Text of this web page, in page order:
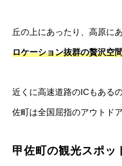
丘の上にあったり、高原に
ロケーション抜群の贅沢空
近くに高速道路のICもある
佐町は全国屈指のアウトド
甲佐町の観光スポッ